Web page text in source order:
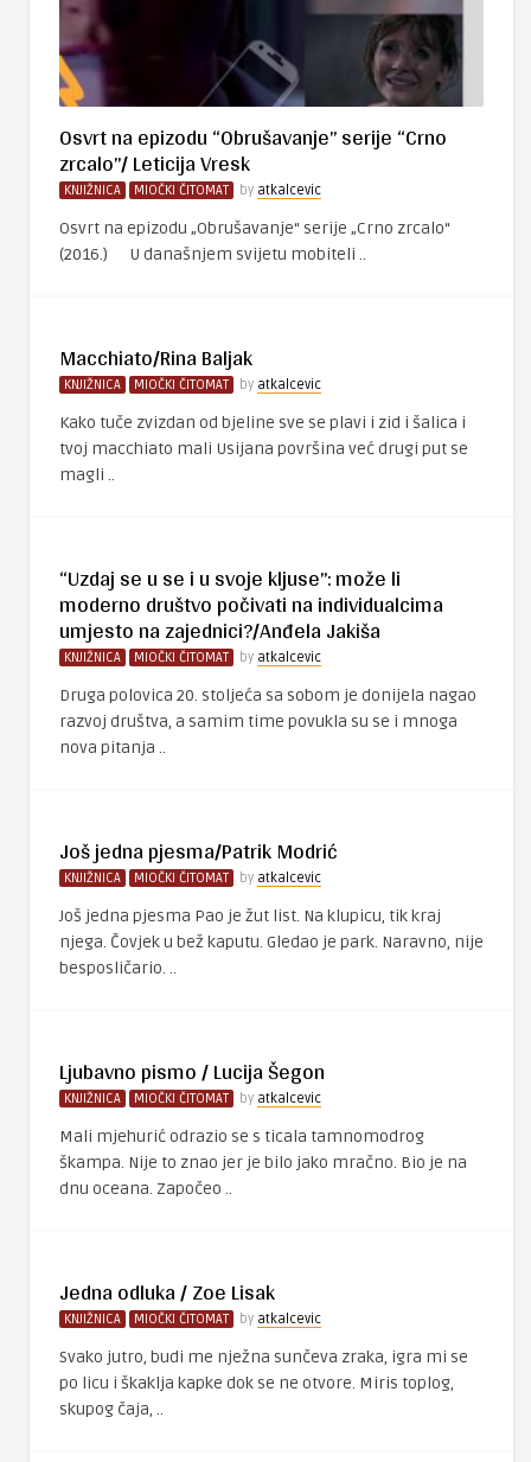
Osvrt na epizodu “Obrušavanje” serije “Crno
zrcalo”/ Leticija Vresk
KNJIŽNICA MIOČKI ČITOMAT by atkalcevic
Osvrt na epizodu „Obrušavanje“ serije „Crno zrcalo“
(2016.) U današnjem svijetu mobiteli ..
Macchiato/Rina Baljak
KNJIŽNICA MIOČKI ČITOMAT by atkalcevic
Kako tuče zvizdan od bjeline sve se plavi i zid i šalica i
tvoj macchiato mali Usijana površina već drugi put se
magli ..
“Uzdaj se u se i u svoje kljuse”: može li
moderno društvo počivati na individualcima
umjesto na zajednici?/Anđela Jakiša
KNJIŽNICA MIOČKI ČITOMAT by atkalcevic
Druga polovica 20. stoljeća sa sobom je donijela nagao
razvoj društva, a samim time povukla su se i mnoga
nova pitanja ..
Još jedna pjesma/Patrik Modrić
KNJIŽNICA MIOČKI ČITOMAT by atkalcevic
Još jedna pjesma Pao je žut list. Na klupicu, tik kraj
njega. Čovjek u bež kaputu. Gledao je park. Naravno, nije
besposličario. ..
Ljubavno pismo / Lucija Šegon
KNJIŽNICA MIOČKI ČITOMAT by atkalcevic
Mali mjehurić odrazio se s ticala tamnomodrog
škampa. Nije to znao jer je bilo jako mračno. Bio je na
dnu oceana. Započeo ..
Jedna odluka / Zoe Lisak
KNJIŽNICA MIOČKI ČITOMAT by atkalcevic
Svako jutro, budi me nježna sunčeva zraka, igra mi se
po licu i škaklja kapke dok se ne otvore. Miris toplog,
skupog čaja, ..